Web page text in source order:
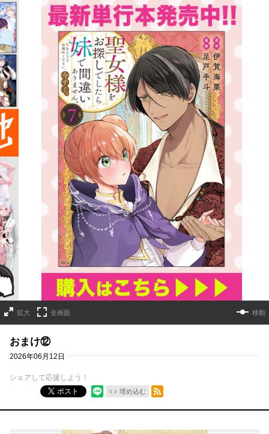
詳細ページへのリンク
拡大 全画面 移動
おまけ⑫
2026年06月12日
シェアして応援しよう！
ポスト
埋め込む
RSSフィード